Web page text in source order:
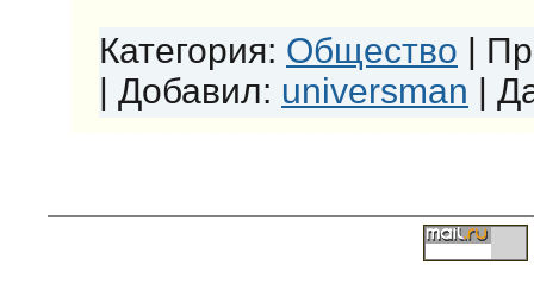
Категория: Общество |
| Добавил: universman |